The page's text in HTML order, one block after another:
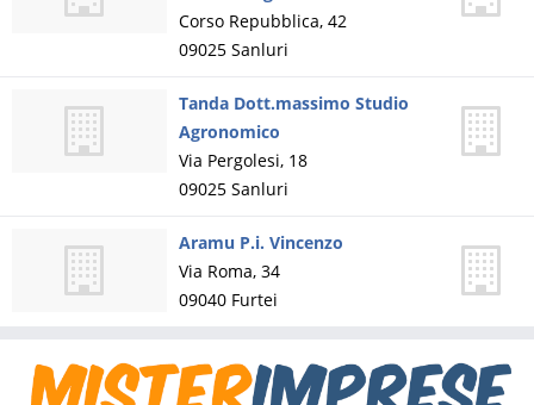
Corso Repubblica, 42
09025 Sanluri
Tanda Dott.massimo Studio
Agronomico
Via Pergolesi, 18
09025 Sanluri
Aramu P.i. Vincenzo
Via Roma, 34
09040 Furtei